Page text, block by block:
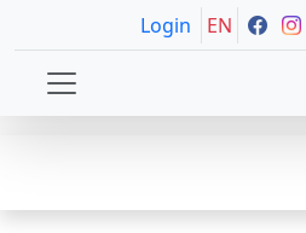
Login EN